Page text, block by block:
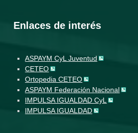
Enlaces de interés
ASPAYM CyL Juventud
CETEO
Ortopedia CETEO
ASPAYM Federación Nacional
IMPULSA IGUALDAD CyL
IMPULSA IGUALDAD